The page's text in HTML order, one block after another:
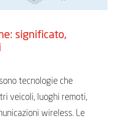
significato,
tecnologie che
veicoli, luoghi remoti,
wireless. Le